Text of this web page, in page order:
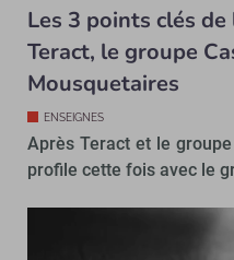
Les 3 points clés
Teract, le groupe
Mousquetaires
ENSEIGNES
Après Teract et le
profile cette fois avec le